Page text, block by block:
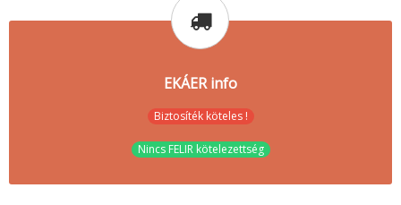
EKÁER info
Biztosíték köteles !
Nincs FELIR kötelezettség